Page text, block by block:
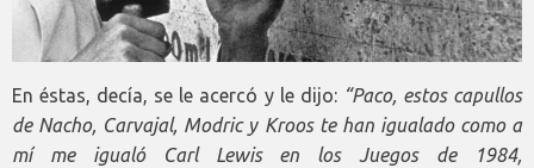
En éstas, decía, se le acercó y le dijo: “Paco, estos capullos
de Nacho, Carvajal, Modric y Kroos te han igualado como a
mí me igualó Carl Lewis en los Juegos de 1984,